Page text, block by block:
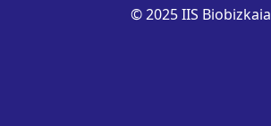
© 2025 IIS Biobizkaia